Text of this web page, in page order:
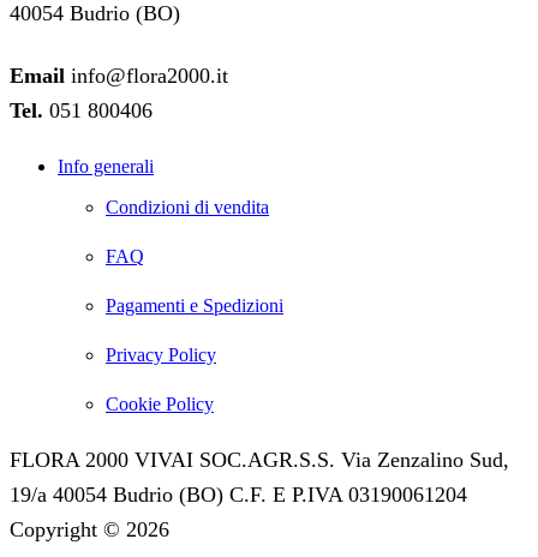
40054 Budrio (BO)
Email info@flora2000.it
Tel. 051 800406
Info generali
Condizioni di vendita
FAQ
Pagamenti e Spedizioni
Privacy Policy
Cookie Policy
FLORA 2000 VIVAI SOC.AGR.S.S. Via Zenzalino Sud,
19/a 40054 Budrio (BO) C.F. E P.IVA 03190061204
Copyright © 2026